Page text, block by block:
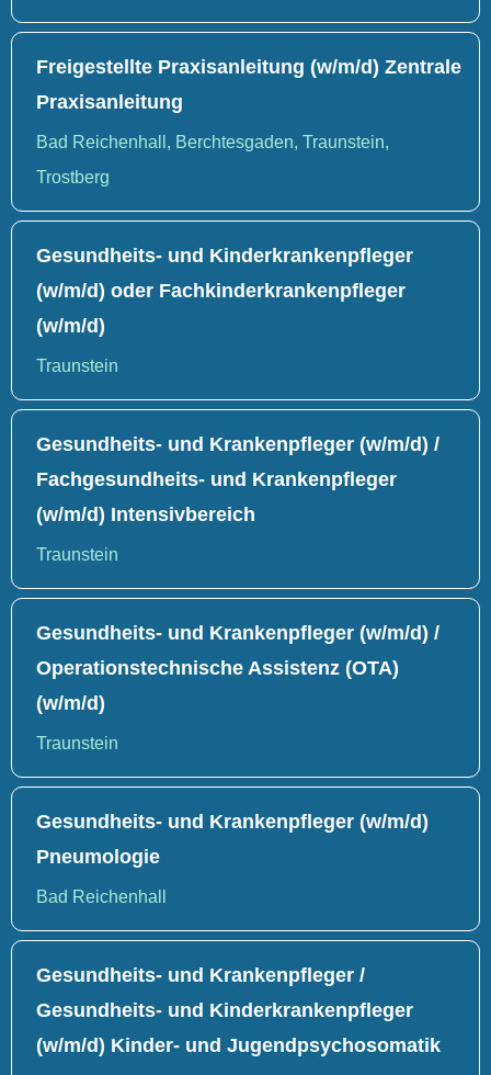
Freigestellte Praxisanleitung (w/m/d) Zentrale
Praxisanleitung
Bad Reichenhall, Berchtesgaden, Traunstein,
Trostberg
Gesundheits- und Kinderkrankenpfleger
(w/m/d) oder Fachkinderkrankenpfleger
(w/m/d)
Traunstein
Gesundheits- und Krankenpfleger (w/m/d) /
Fachgesundheits- und Krankenpfleger
(w/m/d) Intensivbereich
Traunstein
Gesundheits- und Krankenpfleger (w/m/d) /
Operationstechnische Assistenz (OTA)
(w/m/d)
Traunstein
Gesundheits- und Krankenpfleger (w/m/d)
Pneumologie
Bad Reichenhall
Gesundheits- und Krankenpfleger /
Gesundheits- und Kinderkrankenpfleger
(w/m/d) Kinder- und Jugendpsychosomatik